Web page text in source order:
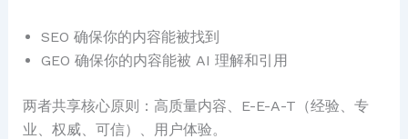
SEO 确保你的内容能被找到
GEO 确保你的内容能被 AI 理解和引用
两者共享核心原则：高质量内容、E-E-A-T（经验、专
业、权威、可信）、用户体验。